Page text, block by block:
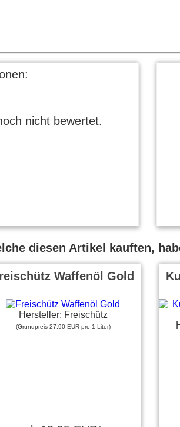
nicht bewertet.
diesen Artikel kauften,
Waffenöl Gold
Hersteller: Freischütz
(Grundpreis 27,90 EUR pro 1 Liter)